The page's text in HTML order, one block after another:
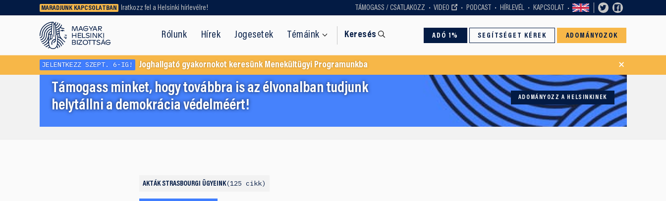
MARADJUNK KAPCSOLATBAN Iratkozz fel a Helsinki hírlevélre! TÁMOGASS / CSATLAKOZZ VIDEO PODCAST HÍRLEVÉL KAPCSOLAT
Rólunk Hírek Jogesetek Témáink Keresés ADÓ 1% SEGÍTSÉGET KÉREK ADOMÁNYOZOK
Régebbi tartalmat vagy
dokumentumot keresel? Használd a
keresőnket!
JELENTKEZZ SZEPT. 6-IG! Joghallgató gyakornokot keresünk Menekültügyi Programunkba ×
Támogass minket, hogy továbbra is az élvonalban tudjunk
helytállni a demokrácia védelméért!
ADOMÁNYOZZ A HELSINKINEK
AKTÁK STRASBOURGI ÜGYEINK 125 cikk